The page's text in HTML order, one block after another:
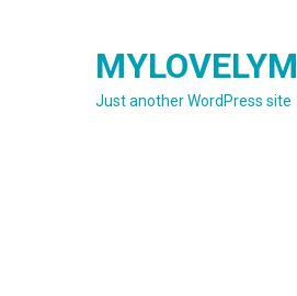
Just another WordPress site